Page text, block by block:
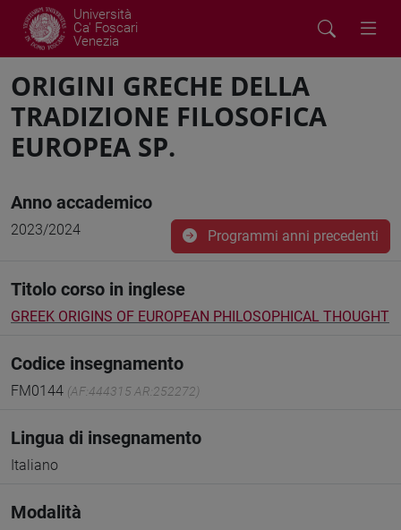
Università
Ca' Foscari
Venezia
ORIGINI GRECHE DELLA
TRADIZIONE FILOSOFICA
EUROPEA SP.
Anno accademico
2023/2024 Programmi anni precedenti
Titolo corso in inglese
GREEK ORIGINS OF EUROPEAN PHILOSOPHICAL THOUGHT
Codice insegnamento
FM0144 (AF:444315 AR:252272)
Lingua di insegnamento
Italiano
Modalità